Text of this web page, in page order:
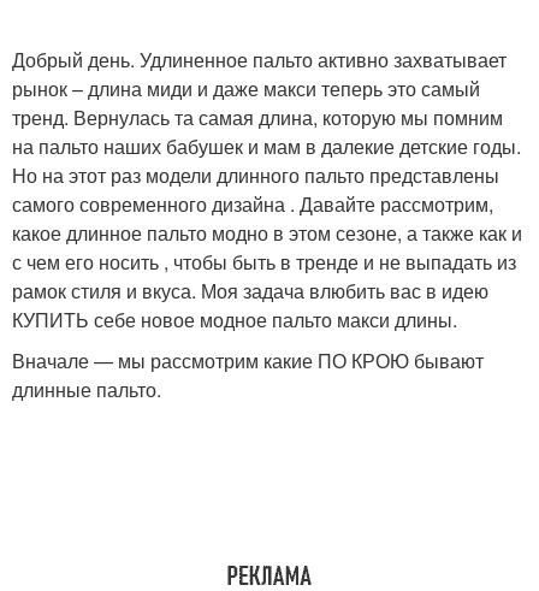
Добрый день. Удлиненное пальто активно захватывает
рынок – длина миди и даже макси теперь это самый
тренд. Вернулась та самая длина, которую мы помним
на пальто наших бабушек и мам в далекие детские годы.
Но на этот раз модели длинного пальто представлены
самого современного дизайна . Давайте рассмотрим,
какое длинное пальто модно в этом сезоне, а также как и
с чем его носить , чтобы быть в тренде и не выпадать из
рамок стиля и вкуса. Моя задача влюбить вас в идею
КУПИТЬ себе новое модное пальто макси длины.
Вначале — мы рассмотрим какие ПО КРОЮ бывают
длинные пальто.